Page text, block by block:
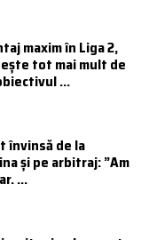
maxim în Liga 2,
tot mai mult de
...
învinsă de la
și pe arbitraj: ”Am
...